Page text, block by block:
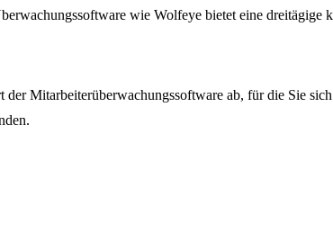
wie Wolfeye bietet eine dreitägige
Mitarbeiterüberwachungssoftware ab, für die Sie sich